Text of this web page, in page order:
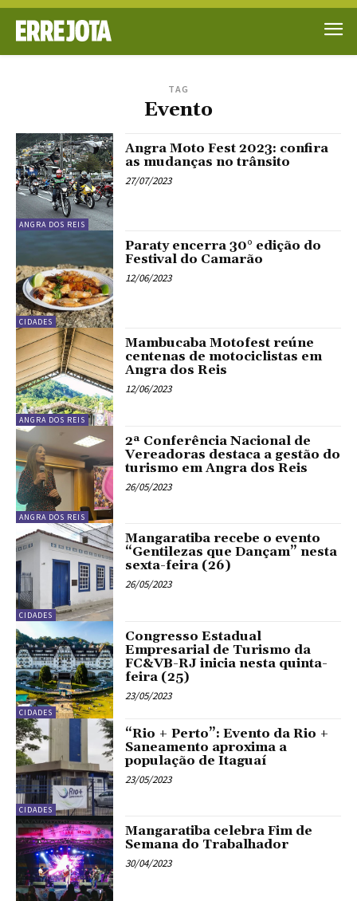
TAG
Evento
ANGRA DOS REIS
Angra Moto Fest 2023: confira
as mudanças no trânsito
27/07/2023
CIDADES
Paraty encerra 30° edição do
Festival do Camarão
12/06/2023
ANGRA DOS REIS
Mambucaba Motofest reúne
centenas de motociclistas em
Angra dos Reis
12/06/2023
ANGRA DOS REIS
2ª Conferência Nacional de
Vereadoras destaca a gestão do
turismo em Angra dos Reis
26/05/2023
CIDADES
Mangaratiba recebe o evento
“Gentilezas que Dançam” nesta
sexta-feira (26)
26/05/2023
CIDADES
Congresso Estadual
Empresarial de Turismo da
FC&VB-RJ inicia nesta quinta-
feira (25)
23/05/2023
CIDADES
“Rio + Perto”: Evento da Rio +
Saneamento aproxima a
população de Itaguaí
23/05/2023
Mangaratiba celebra Fim de
Semana do Trabalhador
30/04/2023